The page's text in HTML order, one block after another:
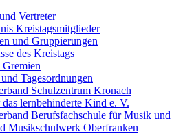
Vertreter
Kreistagsmitglieder
und Gruppierungen
des Kreistags
Gremien
Tagesordnungen
Schulzentrum Kronach
lernbehinderte Kind e. V.
Berufsfachschule für Musik und
Musikschulwerk Oberfranken